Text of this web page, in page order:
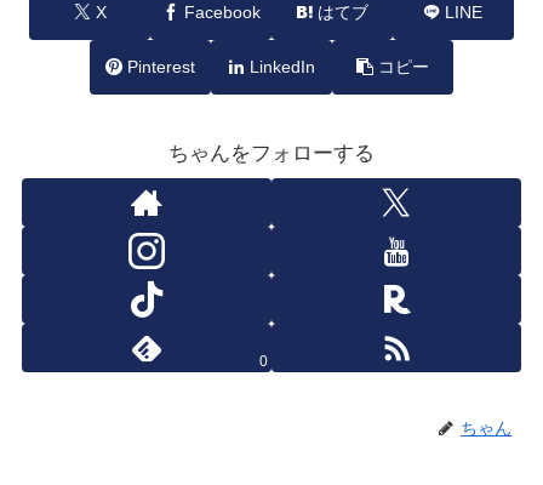
X Facebook はてブ LINE
Pinterest LinkedIn コピー
ちゃんをフォローする
0
ちゃん